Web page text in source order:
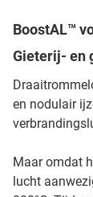
BoostAL™
Gieterij- en
en nodulair
Maar omdat
lucht